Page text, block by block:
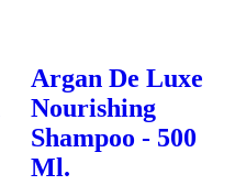
Argan De Luxe
Nourishing
Shampoo - 500
Ml.